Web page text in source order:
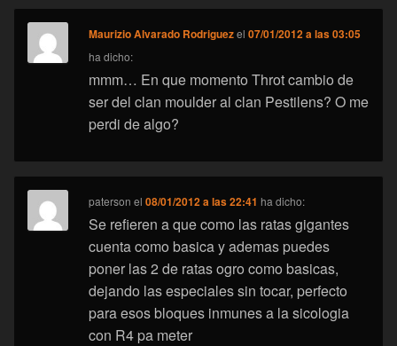
Maurizio Alvarado Rodriguezel07/01/2012 a las 03:05
ha dicho:
mmm… En que momento Throt cambio de
ser del clan moulder al clan Pestilens? O me
perdi de algo?
paterson el08/01/2012 a las 22:41 ha dicho:
Se refieren a que como las ratas gigantes
cuenta como basica y ademas puedes
poner las 2 de ratas ogro como basicas,
dejando las especiales sin tocar, perfecto
para esos bloques inmunes a la sicologia
con R4 pa meter